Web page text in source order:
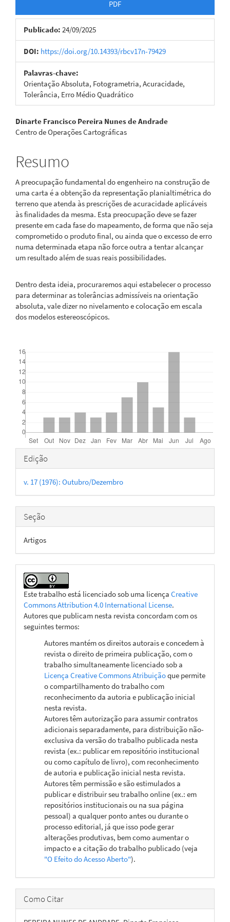
PDF
Publicado: 24/09/2025
DOI: https://doi.org/10.14393/rbcv17n-79429
Palavras-chave:
Orientação Absoluta, Fotogrametria, Acuracidade,
Tolerância, Erro Médio Quadrático
Conteúdo
artigo
principal
Dinarte Francisco Pereira Nunes de Andrade
Centro de Operações Cartográficas
Resumo
A preocupação fundamental do engenheiro na construção de
uma carta é a obtenção da representação planialtimétrica do
terreno que atenda às prescrições de acuracidade aplicáveis
às finalidades da mesma. Esta preocupação deve se fazer
presente em cada fase do mapeamento, de forma que não seja
comprometido o produto final, ou ainda que o excesso de erro
numa determinada etapa não force outra a tentar alcançar
um resultado além de suas reais possibilidades.
Dentro desta ideia, procuraremos aqui estabelecer o processo
para determinar as tolerâncias admissíveis na orientação
absoluta, vale dizer no nivelamento e colocação em escala
dos modelos estereoscópicos.
Detalhes
do
artigo
Edição
v. 17 (1976): Outubro/Dezembro
Seção
Artigos
Este trabalho está licenciado sob uma licença Creative
Commons Attribution 4.0 International License.
Autores que publicam nesta revista concordam com os
seguintes termos:
Autores mantém os direitos autorais e concedem à
revista o direito de primeira publicação, com o
trabalho simultaneamente licenciado sob a
Licença Creative Commons Atribuiçãoque permite
o compartilhamento do trabalho com
reconhecimento da autoria e publicação inicial
nesta revista.
Autores têm autorização para assumir contratos
adicionais separadamente, para distribuição não-
exclusiva da versão do trabalho publicada nesta
revista (ex.: publicar em repositório institucional
ou como capítulo de livro), com reconhecimento
de autoria e publicação inicial nesta revista.
Autores têm permissão e são estimulados a
publicar e distribuir seu trabalho online (ex.: em
repositórios institucionais ou na sua página
pessoal) a qualquer ponto antes ou durante o
processo editorial, já que isso pode gerar
alterações produtivas, bem como aumentar o
impacto e a citação do trabalho publicado (veja
"O Efeito do Acesso Aberto").
Como Citar